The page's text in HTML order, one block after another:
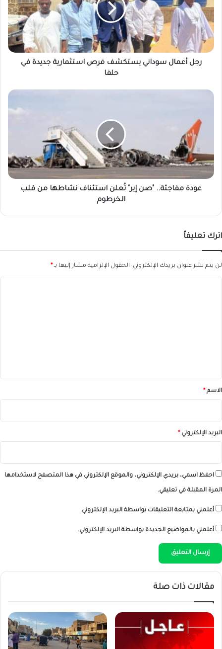
فرص
استثمارية
جديدة
في
حلفا
رجل أعمال سوداني يستكشف فرص استثمارية جديدة في
حلفا
عودة
استئناف
نشاطها
من
قلب
الخرطومعودة مفاجئة.. "صن إير" تُعلن استئناف نشاطها من قلب
الخرطوم
اترك تعليقاً
لن يتم نشر عنوان بريدك الإلكتروني. الحقول الإلزامية مشار إليها بـ*
*الاسم*
البريد الإلكتروني*
احفظ اسمي، بريدي الإلكتروني، والموقع الإلكتروني في هذا المتصفح لاستخدامها
المرة المقبلة في تعليقي.
أعلمني بمتابعة التعليقات بواسطة البريد الإلكتروني.
أعلمني بالمواضيع الجديدة بواسطة البريد الإلكتروني.
مقالات ذات صلة